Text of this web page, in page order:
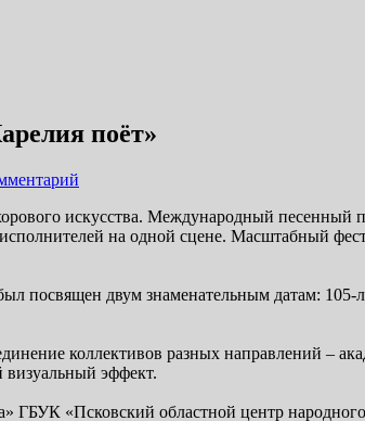
поёт»
искусства. Международный песенный
на одной сцене. Масштабный
посвящен двум знаменательным датам:
коллективов разных направлений –
визуальный эффект.
ГБУК «Псковский областной центр